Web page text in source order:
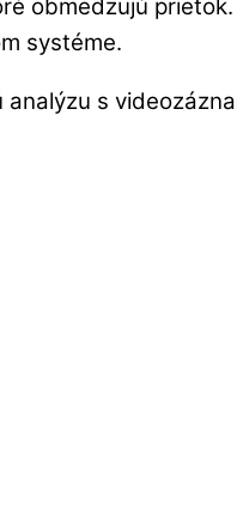
obmedzujú prietok.
systéme.
s